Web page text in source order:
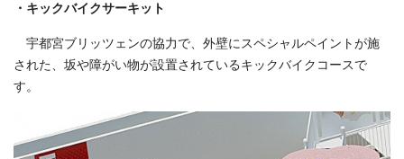
・キックバイクサーキット
宇都宮ブリッツェンの協力で、外壁にスペシャルペイントが施
された、坂や障がい物が設置されているキックバイクコースで
す。